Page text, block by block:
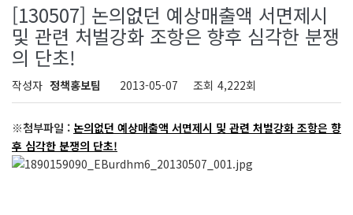
[130507] 논의없던 예상매출액 서면제시
및 관련 처벌강화 조항은 향후 심각한 분쟁
의 단초!
작성자 정책홍보팀 2013-05-07 조회 4,222회
※첨부파일 : 논의없던 예상매출액 서면제시 및 관련 처벌강화 조항은 향
후 심각한 분쟁의 단초!